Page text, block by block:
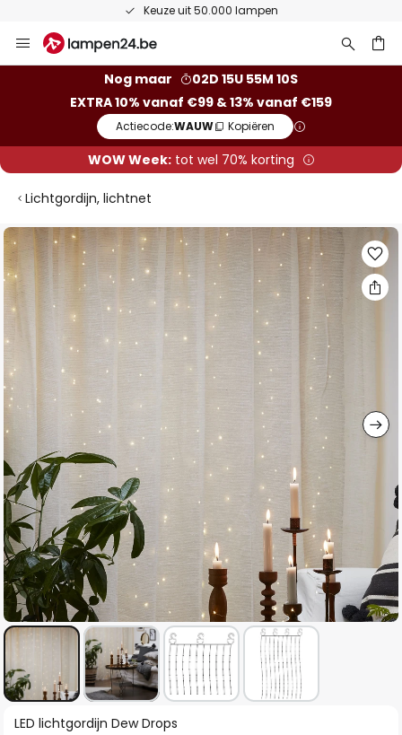
Keuze uit 50.000 lampen
naar
Nog maar
02D 15U 55M 09S
EXTRA 10% vanaf €99 & 13% vanaf €159
Actiecode:WAUW Kopiëren
WOW Week:tot wel 70% korting
Lichtgordijn, lichtnet
Ga
naar
het
einde
de
afbeeldingen-
gallerij
Ga
LED lichtgordijn Dew Drops